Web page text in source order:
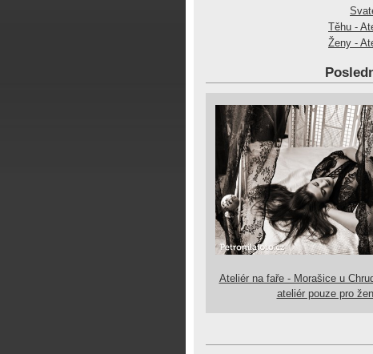
Těhu -
Ženy -
Ateliér na faře - Morašice u
ateliér pouze pro